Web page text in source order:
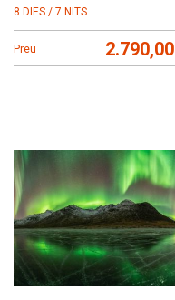
8 DIES / 7 NITS
Preu